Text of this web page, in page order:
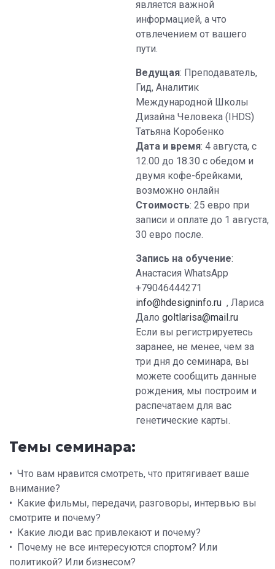
является важной
информацией, а что
отвлечением от вашего
пути.
Ведущая: Преподаватель,
Гид, Аналитик
Международной Школы
Дизайна Человека (IHDS)
Татьяна Коробенко
Дата и время: 4 августа, с
12.00 до 18.30 с обедом и
двумя кофе-брейками,
возможно онлайн
Стоимость: 25 евро при
записи и оплате до 1 августа,
30 евро после.
Запись на обучение:
Анастасия WhatsApp
+79046444271
info@hdesigninfo.ru , Лариса
Дало goltlarisa@mail.ru
Если вы регистрируетесь
заранее, не менее, чем за
три дня до семинара, вы
можете сообщить данные
рождения, мы построим и
распечатаем для вас
генетические карты.
Темы семинара:
• Что вам нравится смотреть, что притягивает ваше
внимание?
• Какие фильмы, передачи, разговоры, интервью вы
смотрите и почему?
• Какие люди вас привлекают и почему?
• Почему не все интересуются спортом? Или
политикой? Или бизнесом?